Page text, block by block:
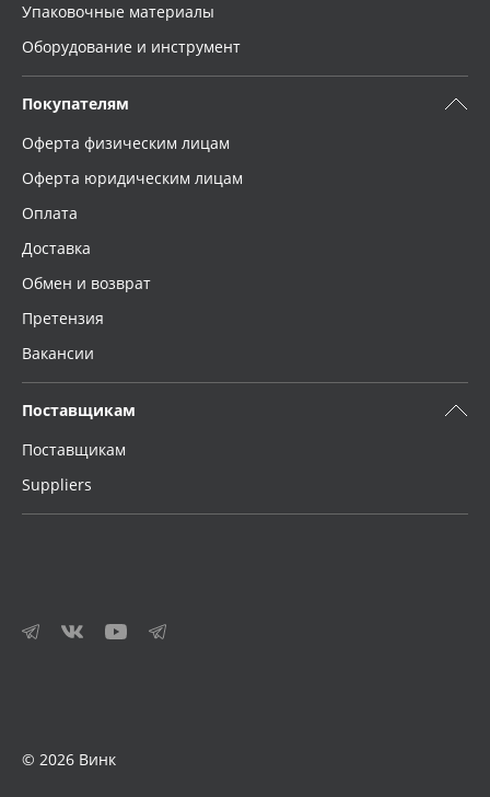
Упаковочные материалы
Оборудование и инструмент
Покупателям
Оферта физическим лицам
Оферта юридическим лицам
Оплата
Доставка
Обмен и возврат
Претензия
Вакансии
Поставщикам
Поставщикам
Suppliers
© 2026 Винк